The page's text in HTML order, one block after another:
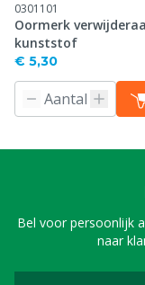
0301101
Oormerk
kunststof
€ 5,30
Bel voor persoonlijk
naar